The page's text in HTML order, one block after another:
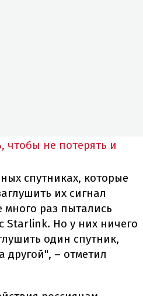
чтобы не потерять и
спутниках, которые
их сигнал
много раз пытались
Starlink. Но у них ничего
один спутник,
другой", – отметил